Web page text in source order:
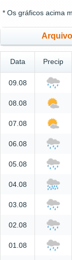
* Os gráficos acima
Data Precip
09.08
08.08
07.08
06.08
05.08
04.08
03.08
02.08
01.08